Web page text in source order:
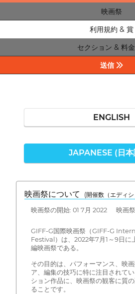
映画祭
利用規約 & 賞
セクション & 料
送信
ENGLISH
JAPANESE (日本
映画祭について (開催数（エディ
映画祭の開始: 01 7月 2022 映画祭
GIFF-G国際映画祭（GIFF-G
Festival）は、2022年7月1～9日に
編映画祭である。
その目的は、パフォーマンス、映
ア、編集の技巧に特に注目されて
ション作品に、映画祭の観客に質
ることです。